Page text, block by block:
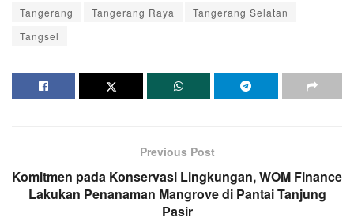
Tangerang
Tangerang Raya
Tangerang Selatan
Tangsel
Previous Post
Komitmen pada Konservasi Lingkungan, WOM Finance
Lakukan Penanaman Mangrove di Pantai Tanjung
Pasir